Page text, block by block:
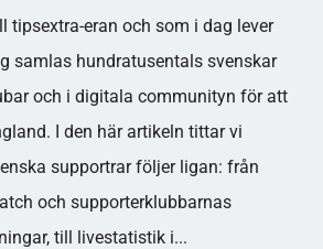
tipsextra-eran och som i dag lever
samlas hundratusentals svenskar
och i digitala communityn för att
I den här artikeln tittar vi
supportrar följer ligan: från
och supporterklubbarnas
till livestatistik i...